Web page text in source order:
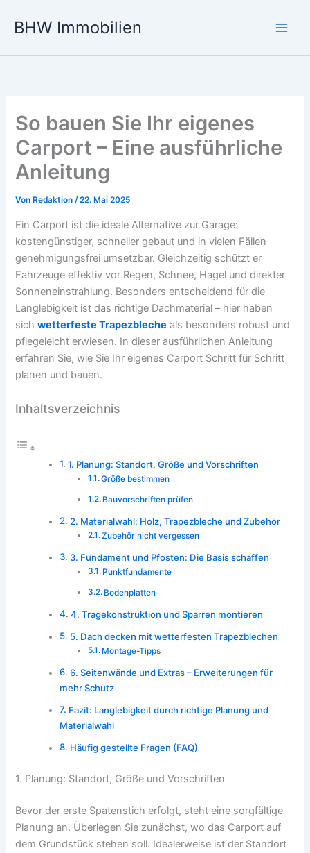
InhaltBHW Immobilien
So bauen Sie Ihr eigenes
Carport – Eine ausführliche
Anleitung
Von Redaktion/22. Mai 2025
Ein Carport ist die ideale Alternative zur Garage:
kostengünstiger, schneller gebaut und in vielen Fällen
genehmigungsfrei umsetzbar. Gleichzeitig schützt er
Fahrzeuge effektiv vor Regen, Schnee, Hagel und direkter
Sonneneinstrahlung. Besonders entscheidend für die
Langlebigkeit ist das richtige Dachmaterial – hier haben
sichwetterfeste Trapezbleche als besonders robust und
pflegeleicht erwiesen. In dieser ausführlichen Anleitung
erfahren Sie, wie Sie Ihr eigenes Carport Schritt für Schritt
planen und bauen.
Inhaltsverzeichnis
1. Planung: Standort, Größe und Vorschriften
Größe bestimmen
Bauvorschriften prüfen
2. Materialwahl: Holz, Trapezbleche und Zubehör
Zubehör nicht vergessen
3. Fundament und Pfosten: Die Basis schaffen
Punktfundamente
Bodenplatten
4. Tragekonstruktion und Sparren montieren
5. Dach decken mit wetterfesten Trapezblechen
Montage-Tipps
6. Seitenwände und Extras – Erweiterungen für
mehr Schutz
Fazit: Langlebigkeit durch richtige Planung und
Materialwahl
Häufig gestellte Fragen (FAQ)
1. Planung: Standort, Größe und Vorschriften
Bevor der erste Spatenstich erfolgt, steht eine sorgfältige
Planung an. Überlegen Sie zunächst, wo das Carport auf
dem Grundstück stehen soll. Idealerweise ist der Standort